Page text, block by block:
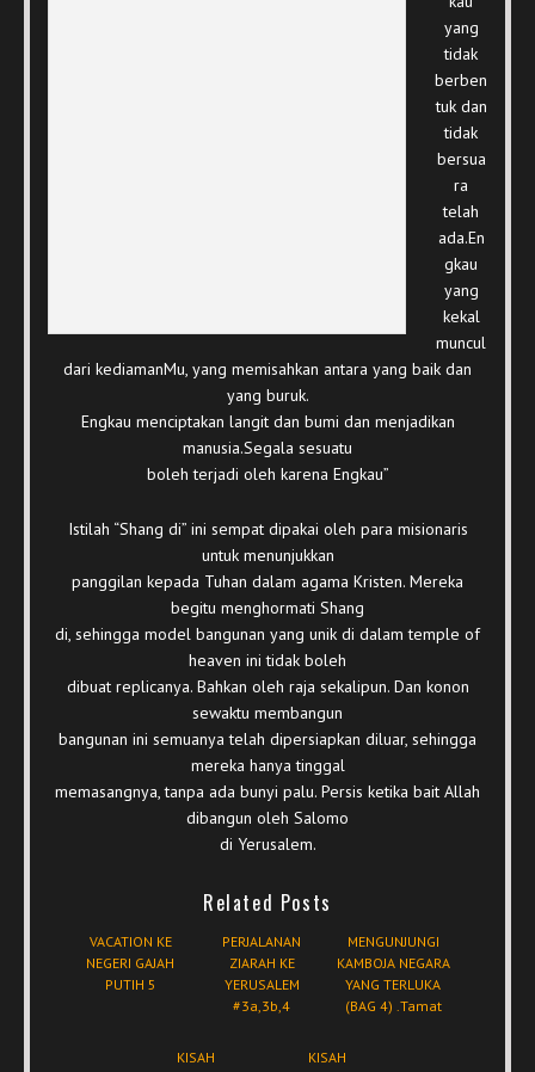
yang
tidak
berben
tuk dan
tidak
bersua
ra
telah
ada.En
gkau
yang
kekal
muncul
dari kediamanMu, yang memisahkan antara yang baik dan
yang buruk.
Engkau menciptakan langit dan bumi dan menjadikan
manusia.Segala sesuatu
boleh terjadi oleh karena Engkau”
Istilah “Shang di” ini sempat dipakai oleh para misionaris
untuk menunjukkan
panggilan kepada Tuhan dalam agama Kristen. Mereka
begitu menghormati Shang
di, sehingga model bangunan yang unik di dalam temple of
heaven ini tidak boleh
dibuat replicanya. Bahkan oleh raja sekalipun. Dan konon
sewaktu membangun
bangunan ini semuanya telah dipersiapkan diluar, sehingga
mereka hanya tinggal
memasangnya, tanpa ada bunyi palu. Persis ketika bait Allah
dibangun oleh Salomo
di Yerusalem.
Related Posts
VACATION KE
NEGERI GAJAH
PUTIH 5
PERJALANAN
ZIARAH KE
YERUSALEM
#3a,3b,4
MENGUNJUNGI
KAMBOJA NEGARA
YANG TERLUKA
(BAG 4) .Tamat
KISAH
KISAH